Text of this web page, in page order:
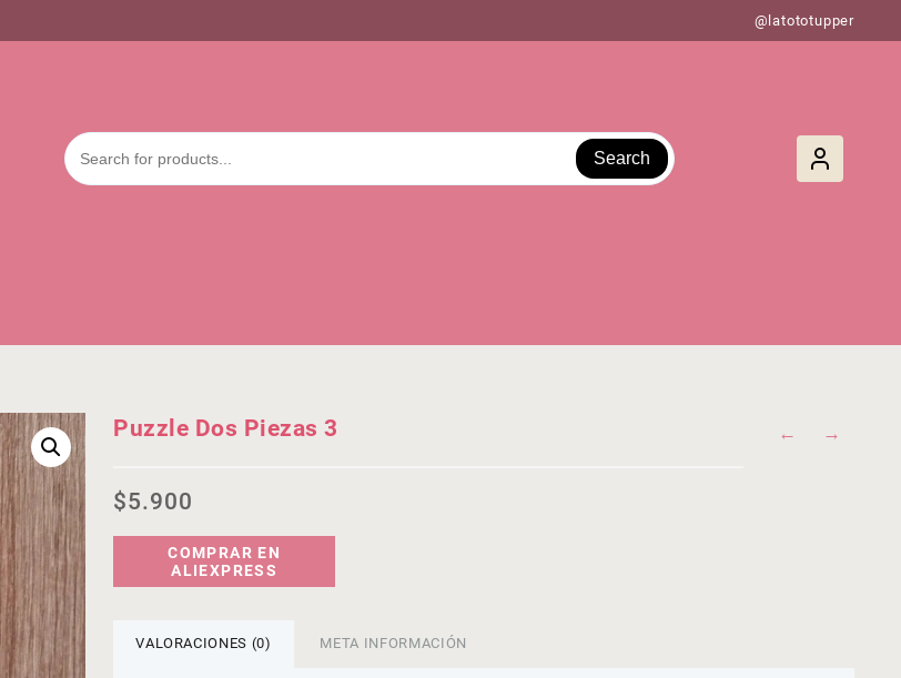
@latototupper
Search
← →
Puzzle Dos Piezas 3
$5.900
COMPRAR EN
ALIEXPRESS
VALORACIONES (0) META INFORMACIÓN